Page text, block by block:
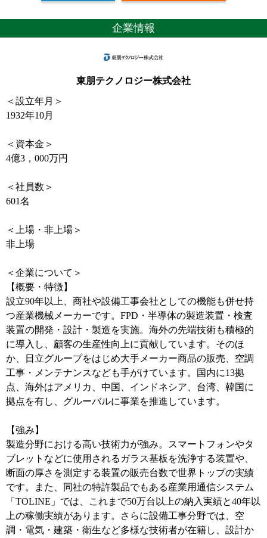
企業情報
東朋テクノロジー株式会社
＜設立年月＞
1932年10月
＜資本金＞
4億3，000万円
＜社員数＞
601名
＜上場・非上場＞
非上場
＜企業について＞
【概要・特徴】
設立90年以上、商社や設備工事会社としての機能も併せ持
つ産業機械メーカーです。FPD・半導体の製造装置・検査
装置の開発・設計・製造を実施。海外の先端技術も積極的
に導入し、顧客の生産性向上に貢献しています。そのほ
か、日立グループをはじめ大手メーカー商品の販売、空調
工事・メンテナンスなども手がけています。国内に13拠
点、海外はアメリカ、中国、インドネシア、台湾、韓国に
拠点を有し、グルーバルに事業を推進しています。
【強み】
製造分野における高い技術力が強み。スマートフォンやタ
ブレットなどに使用されるガラス基板を洗浄する装置や、
断面の厚さを測定する装置の販売台数で世界トップの実績
です。また、同社の特許製品でもある産業用通信システム
「TOLINE」では、これまで50万台以上の納入実績と40年以
上の稼働実績があります。さらに設備工事分野では、空
調・電気・建築・衛生など多様な技術者が在籍し、設計か